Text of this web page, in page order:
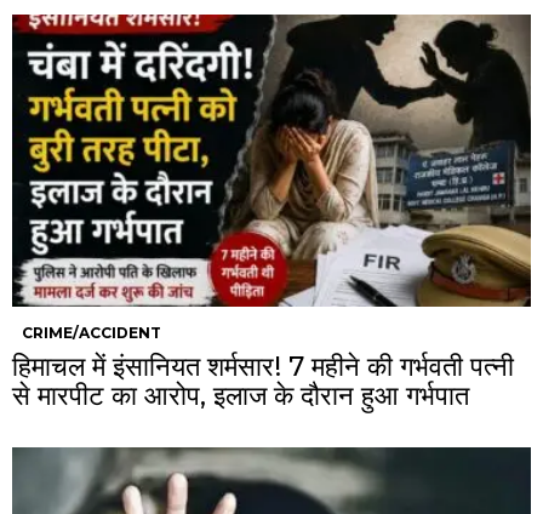
CRIME/ACCIDENT
हिमाचल में इंसानियत शर्मसार! 7 महीने की गर्भवती पत्नी
से मारपीट का आरोप, इलाज के दौरान हुआ गर्भपात